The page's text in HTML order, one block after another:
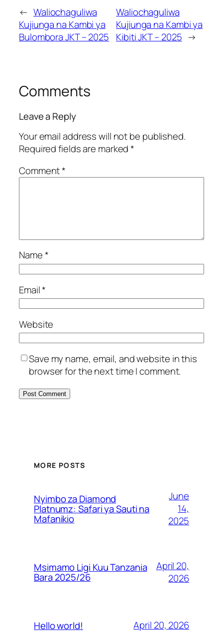
← Waliochaguliwa
Kujiunga na Kambi ya
Bulombora JKT – 2025
Waliochaguliwa
Kujiunga na Kambi ya
Kibiti JKT – 2025 →
Comments
Leave a Reply
Your email address will not be published.
Required fields are marked*
Comment*
Name*
Email*
Website
Save my name, email, and website in this
browser for the next time I comment.
MORE POSTS
Nyimbo za Diamond
Platnumz: Safari ya Sauti na
Mafanikio
June
14,
2025
Msimamo Ligi Kuu Tanzania
Bara 2025/26
April 20,
2026
Hello world! April 20, 2026